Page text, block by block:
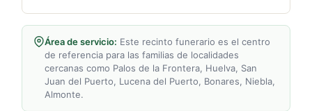
Área de servicio: Este recinto funerario es el centro
de referencia para las familias de localidades
cercanas como Palos de la Frontera, Huelva, San
Juan del Puerto, Lucena del Puerto, Bonares, Niebla,
Almonte.